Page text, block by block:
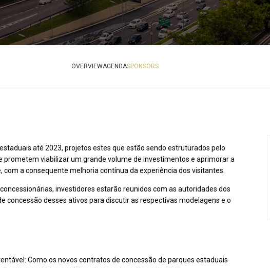
OVERVIEWAGENDASPONSORS
até 2023, projetos estes que estão sendo estruturados pelo
prometem viabilizar um grande volume de investimentos e aprimorar a
a consequente melhoria contínua da experiência dos visitantes.
investidores estarão reunidos com as autoridades dos
concessão desses ativos para discutir as respectivas modelagens e o
Como os novos contratos de concessão de parques estaduais